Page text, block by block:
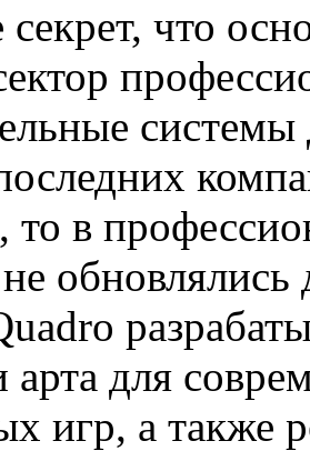
секрет, что
то в
арта для
игр, а также